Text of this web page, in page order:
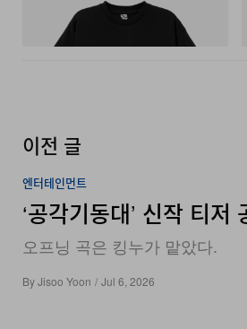
쇼핑하기
이전 글
엔터테인먼트
‘공각기동대’ 신작 티저
오프닝 곡은 킹누가 맡았다.
ByJisoo Yoon / Jul 6, 2026